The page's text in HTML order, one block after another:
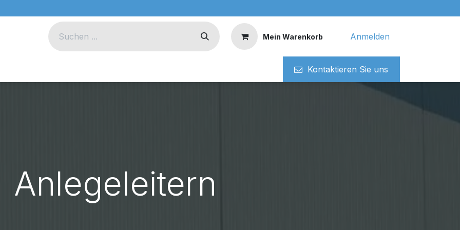
Mein Warenkorb Anmelden
Kontaktieren ​​Si​​e uns
Anlegeleitern